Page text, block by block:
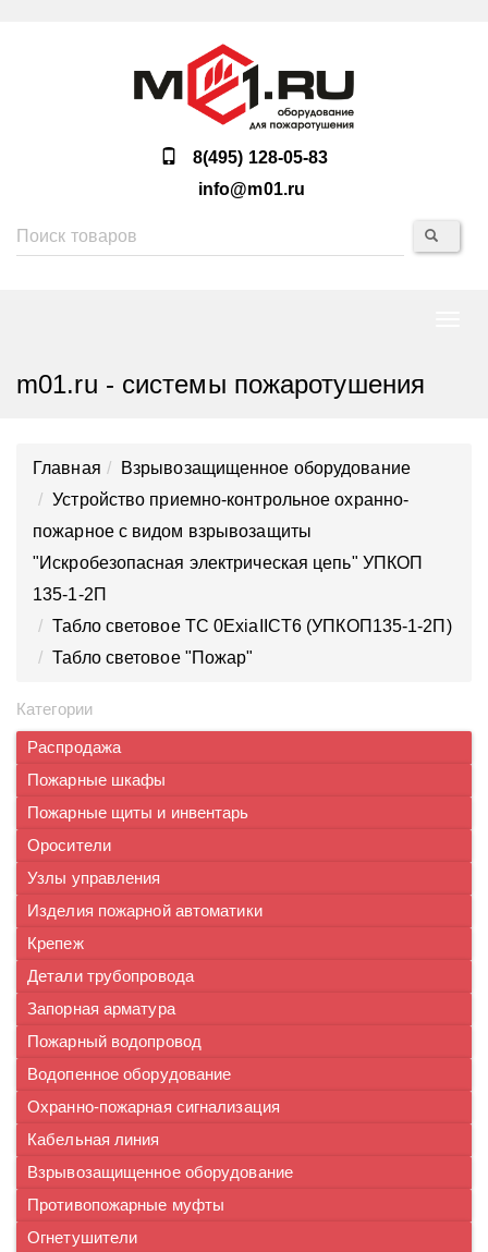
8(495) 128-05-83
info@m01.ru
m01.ru - системы пожаротушения
Главная
Взрывозащищенное оборудование
Устройство приемно-контрольное охранно-
пожарное с видом взрывозащиты
"Искробезопасная электрическая цепь" УПКОП
135-1-2П
Табло световое ТС 0ExiaIICT6 (УПКОП135-1-2П)
Табло световое "Пожар"
Категории
Распродажа
Пожарные шкафы
Пожарные щиты и инвентарь
Оросители
Узлы управления
Изделия пожарной автоматики
Крепеж
Детали трубопровода
Запорная арматура
Пожарный водопровод
Водопенное оборудование
Охранно-пожарная сигнализация
Кабельная линия
Взрывозащищенное оборудование
Противопожарные муфты
Огнетушители